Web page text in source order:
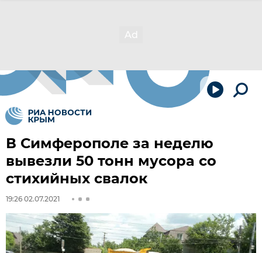
В Симферополе за неделю
вывезли 50 тонн мусора со
стихийных свалок
19:26 02.07.2021